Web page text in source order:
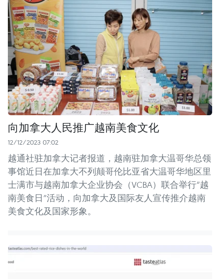
向加拿大人民推广越南美食文化
12/12/2023 07:02
越通社驻加拿大记者报道，越南驻加拿大温哥华总领
事馆近日在加拿大不列颠哥伦比亚省大温哥华地区里
士满市与越南加拿大企业协会（VCBA）联合举行“越
南美食日”活动，向加拿大及国际友人宣传推介越南
美食文化及国家形象。